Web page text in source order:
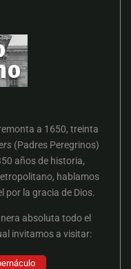
a 1650, treinta
(Padres Peregrinos)
años de historia,
hablamos
por la gracia de Dios.
absoluta todo el
invitamos a visitar: